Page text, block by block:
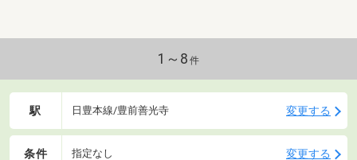
1～8 件
駅 日豊本線/豊前善光寺 変更する
条件 指定なし 変更する